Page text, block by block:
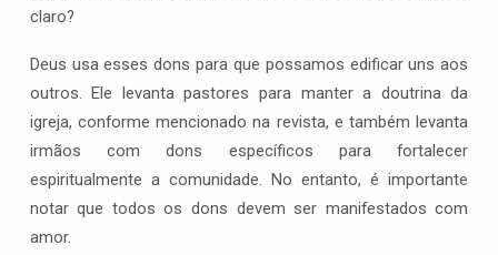
claro?
Deus usa esses dons para que possamos edificar uns aos
outros. Ele levanta pastores para manter a doutrina da
igreja, conforme mencionado na revista, e também levanta
irmãos com dons específicos para fortalecer
espiritualmente a comunidade. No entanto, é importante
notar que todos os dons devem ser manifestados com
amor.